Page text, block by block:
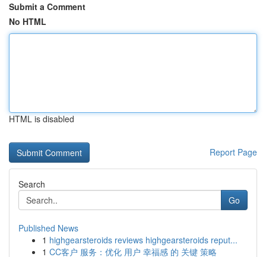
Submit a Comment
No HTML
HTML is disabled
Report Page
Search
Go
Published News
1 highgearsteroids reviews highgearsteroids reput...
1 CC客户 服务：优化 用户 幸福感 的 关键 策略